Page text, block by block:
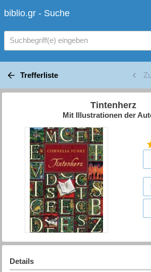
biblio.gr - Suche
Suchbegriff(e) eingeben
Trefferliste
Tintenherz
Mit Illustrationen der
Details